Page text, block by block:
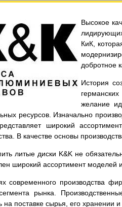
Высокое
КиК,
добротное
История
желание
ресурсов. Изначально
широкий
В качестве основы
литые диски K&K не
широкий ассортимент моделей
современного производства
рынка.
на поставке сырья, его хранении и